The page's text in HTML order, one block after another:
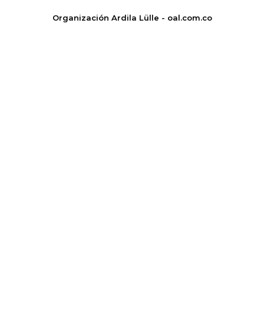
Organización Ardila Lülle - oal.com.co